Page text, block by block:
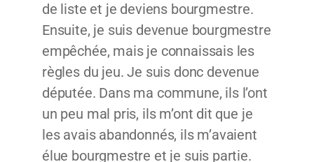
de liste et je deviens bourgmestre.
Ensuite, je suis devenue bourgmestre
empêchée, mais je connaissais les
règles du jeu. Je suis donc devenue
députée. Dans ma commune, ils l’ont
un peu mal pris, ils m’ont dit que je
les avais abandonnés, ils m’avaient
élue bourgmestre et je suis partie.